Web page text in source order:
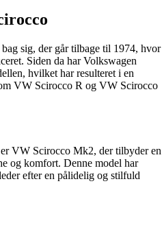
sig, der går tilbage til 1974, hvor
Siden da har Volkswagen
hvilket har resulteret i en
VW Scirocco R og VW Scirocco
VW Scirocco Mk2, der tilbyder en
og komfort. Denne model har
efter en pålidelig og stilfuld